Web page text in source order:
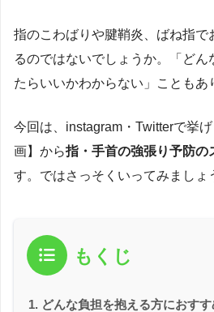
指のこわばりや腱鞘炎、ばね指で
るのではないでしょうか。「どん
たらいいかわからない」こともあ
今回は、instagram・Twitterで挙
画】から指・手首の強張り予防の
す。ではさっそくいってみましょ
もくじ
どんな負担を抱える方におすす